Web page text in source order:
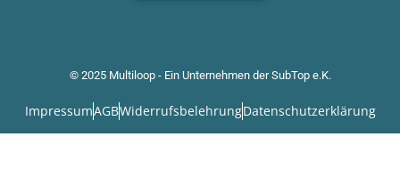
© 2025 Multiloop - Ein Unternehmen der SubTop e.K.
ImpressumAGBWiderrufsbelehrungDatenschutzerklärung